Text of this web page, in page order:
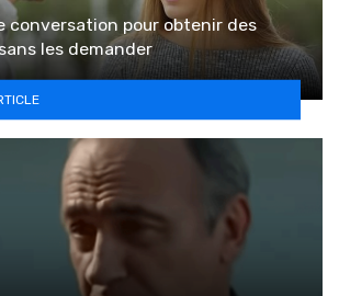
conversation pour obtenir des
les demander